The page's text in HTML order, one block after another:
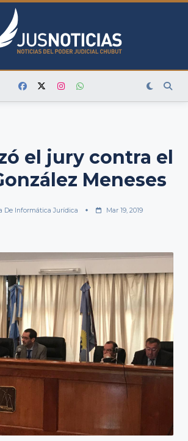
el jury contra el
Meneses
De Informática Jurídica Mar 19, 2019